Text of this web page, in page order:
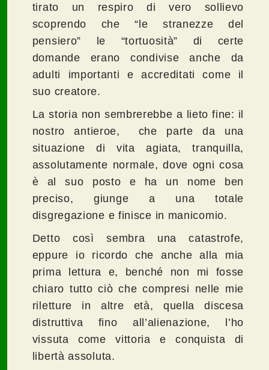
tirato un respiro di vero sollievo
scoprendo che “le stranezze del
pensiero” le “tortuosità” di certe
domande erano condivise anche da
adulti importanti e accreditati come il
suo creatore.
La storia non sembrerebbe a lieto fine: il
nostro antieroe, che parte da una
situazione di vita agiata, tranquilla,
assolutamente normale, dove ogni cosa
è al suo posto e ha un nome ben
preciso, giunge a una totale
disgregazione e finisce in manicomio.
Detto così sembra una catastrofe,
eppure io ricordo che anche alla mia
prima lettura e, benché non mi fosse
chiaro tutto ciò che compresi nelle mie
riletture in altre età, quella discesa
distruttiva fino all’alienazione, l’ho
vissuta come vittoria e conquista di
libertà assoluta.